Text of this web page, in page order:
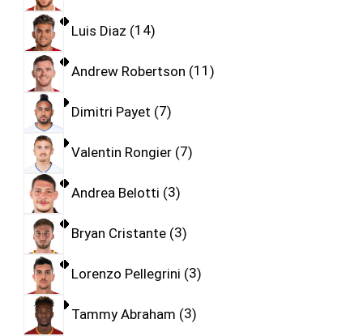
Luis Diaz 14
Andrew Robertson 11
Dimitri Payet 7
Valentin Rongier 7
Andrea Belotti 3
Bryan Cristante 3
Lorenzo Pellegrini 3
Tammy Abraham 3